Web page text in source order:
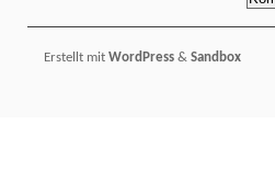
Erstellt mit WordPress & Sandbox